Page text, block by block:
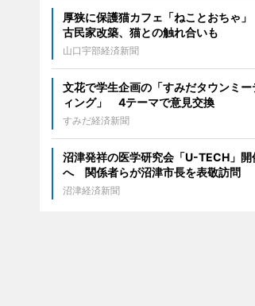
厚狭に保護猫カフェ「ねことおちゃ」
古民家改築、猫との触れ合いも
山口宇部経済新聞
文花で学生企画の「すみだタウンミー
ィング」 4テーマで意見交換
すみだ経済新聞
沼津発祥の医学研究会「U-TECH」開
へ 関係者らが沼津市長を表敬訪問
沼津経済新聞